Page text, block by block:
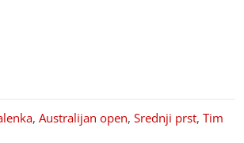
,Australijan open,Srednji prst,Tim